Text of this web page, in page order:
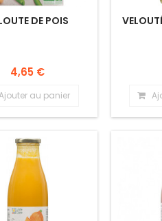
DE POIS
4,65 €
au panier